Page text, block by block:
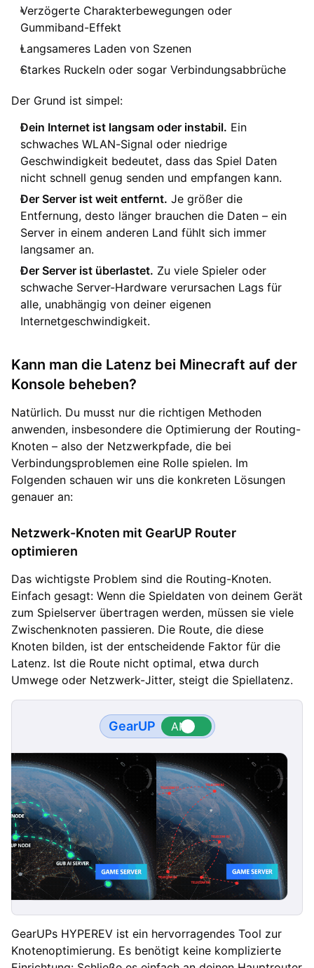
Verzögerte Charakterbewegungen oder
Gummiband-Effekt
Langsameres Laden von Szenen
Starkes Ruckeln oder sogar Verbindungsabbrüche
Der Grund ist simpel:
Dein Internet ist langsam oder instabil. Ein
schwaches WLAN-Signal oder niedrige
Geschwindigkeit bedeutet, dass das Spiel Daten
nicht schnell genug senden und empfangen kann.
Der Server ist weit entfernt. Je größer die
Entfernung, desto länger brauchen die Daten – ein
Server in einem anderen Land fühlt sich immer
langsamer an.
Der Server ist überlastet. Zu viele Spieler oder
schwache Server-Hardware verursachen Lags für
alle, unabhängig von deiner eigenen
Internetgeschwindigkeit.
Kann man die Latenz bei Minecraft auf der
Konsole beheben?
Natürlich. Du musst nur die richtigen Methoden
anwenden, insbesondere die Optimierung der Routing-
Knoten – also der Netzwerkpfade, die bei
Verbindungsproblemen eine Rolle spielen. Im
Folgenden schauen wir uns die konkreten Lösungen
genauer an:
Netzwerk-Knoten mit GearUP Router
optimieren
Das wichtigste Problem sind die Routing-Knoten.
Einfach gesagt: Wenn die Spieldaten von deinem Gerät
zum Spielserver übertragen werden, müssen sie viele
Zwischenknoten passieren. Die Route, die diese
Knoten bilden, ist der entscheidende Faktor für die
Latenz. Ist die Route nicht optimal, etwa durch
Umwege oder Netzwerk-Jitter, steigt die Spiellatenz.
GearUP
GearUPs HYPEREV ist ein hervorragendes Tool zur
Knotenoptimierung. Es benötigt keine komplizierte